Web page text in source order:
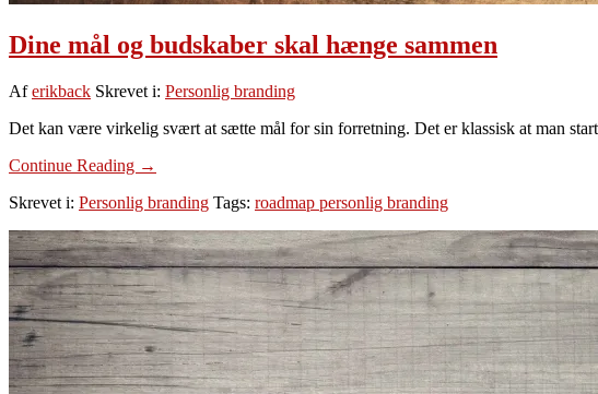
Dine mål og budskaber skal hænge sammen
Aferikback Skrevet i: Personlig branding
Det kan være virkelig svært at sætte mål for sin forretning. Det er klassisk at man
Continue Reading om
mål
budskaber
skal
hænge
sammen
→
Skrevet i: Personlig branding Tags: roadmap personlig branding